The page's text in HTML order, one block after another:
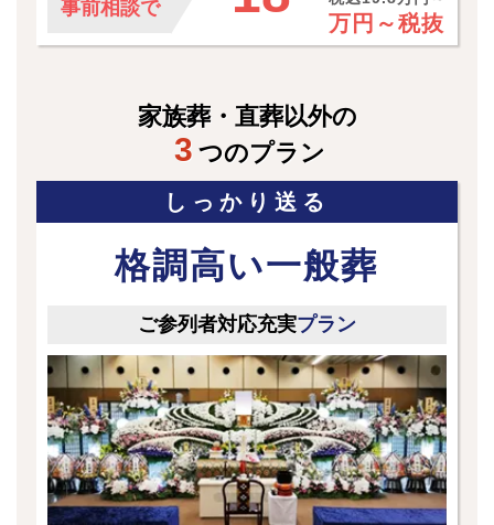
事前相談で
万円～税抜
家族葬・直葬以外の
3 つのプラン
しっかり送る
格調高い一般葬
ご参列者対応充実プラン